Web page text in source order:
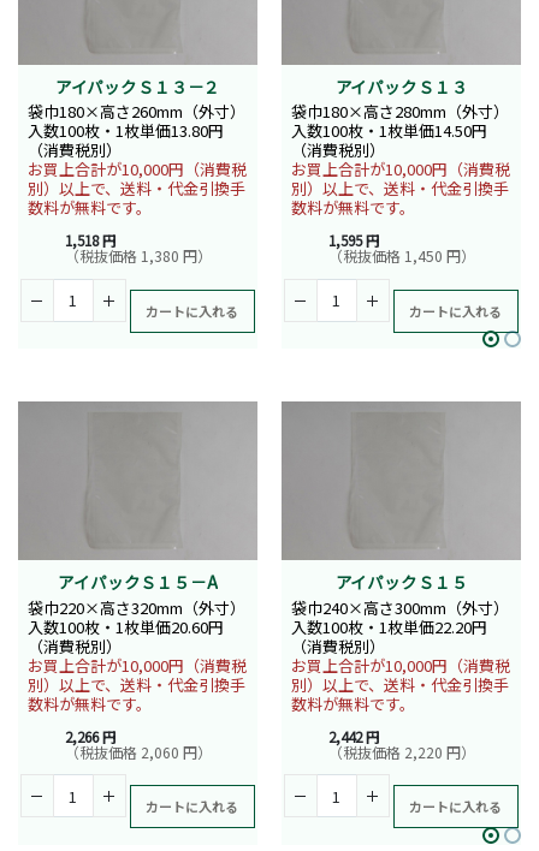
アイパックＳ１３－２
袋巾180×高さ260mm（外寸）
入数100枚・1枚単価13.80円
（消費税別）
お買上合計が10,000円（消費税
別）以上で、送料・代金引換手
数料が無料です。
1,518 円
（税抜価格 1,380 円）
カートに入れる
アイパックＳ１３
袋巾180×高さ280mm（外寸）
入数100枚・1枚単価14.50円
（消費税別）
お買上合計が10,000円（消費税
別）以上で、送料・代金引換手
数料が無料です。
1,595 円
（税抜価格 1,450 円）
カートに入れる
アイパックＳ１５－A
袋巾220×高さ320mm（外寸）
入数100枚・1枚単価20.60円
（消費税別）
お買上合計が10,000円（消費税
別）以上で、送料・代金引換手
数料が無料です。
2,266 円
（税抜価格 2,060 円）
カートに入れる
アイパックＳ１５
袋巾240×高さ300mm（外寸）
入数100枚・1枚単価22.20円
（消費税別）
お買上合計が10,000円（消費税
別）以上で、送料・代金引換手
数料が無料です。
2,442 円
（税抜価格 2,220 円）
カートに入れる